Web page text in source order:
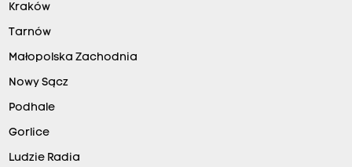
Kraków
Tarnów
Małopolska Zachodnia
Nowy Sącz
Podhale
Gorlice
Ludzie Radia